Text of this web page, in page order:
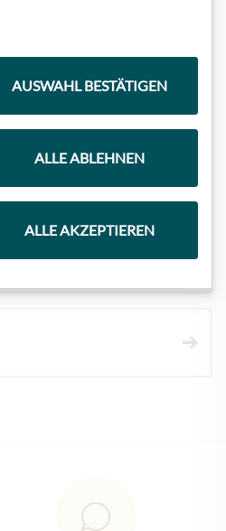
AUSWAHL BESTÄTIGEN
ALLE ABLEHNEN
ALLE AKZEPTIEREN